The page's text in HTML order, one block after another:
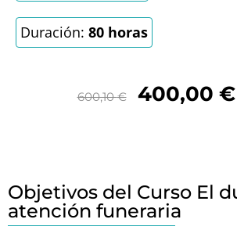
Duración: 80 horas
600,10€ 400,00 €
Objetivos del Curso El
atención funeraria